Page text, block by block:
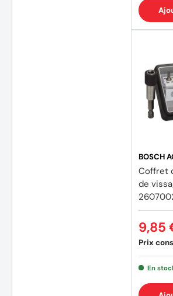
BOSCH
Coffret
de
Prix
9,85
En